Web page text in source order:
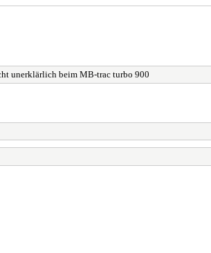
unerklärlich beim MB-trac turbo 900